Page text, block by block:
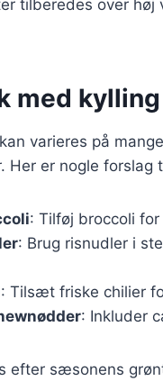
tilberedes over høj
med
varieres på
er nogle forslag
: Tilføj broccoli
: Brug risnudler i
: Tilsæt friske chilier
: Inkluder
efter sæsonens